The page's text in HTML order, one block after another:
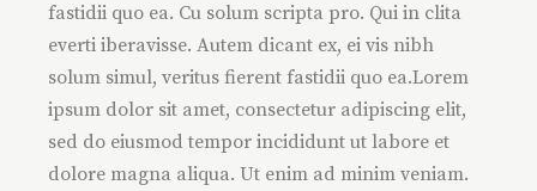
fastidii quo ea. Cu solum scripta pro. Qui in clita
everti iberavisse. Autem dicant ex, ei vis nibh
solum simul, veritus fierent fastidii quo ea.Lorem
ipsum dolor sit amet, consectetur adipiscing elit,
sed do eiusmod tempor incididunt ut labore et
dolore magna aliqua. Ut enim ad minim veniam.